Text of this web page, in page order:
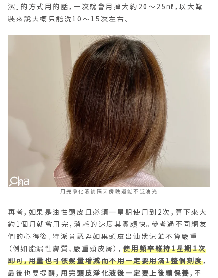
潔」的方式用的話，一次就會用掉大約20～25㎖，以大罐
裝來說大概只能洗10～15次左右。
用完淨化液後隔天傍晚還能不泛油光
再者，如果是油性頭皮且必須一星期使用到2次，算下來大
約1個月就會用完，消耗的速度其實頗快。參考過不同網友
們的心得後，特派員認為如果頭皮出油狀況並不算嚴重
（例如脂漏性膚質、嚴重頭皮屑）， 使用頻率維持1星期1次
即可，用量也可依髮量增減而不用一定要用滿1整個刻度，
最後也要提醒， 用完頭皮淨化液後一定要上後續保養，不